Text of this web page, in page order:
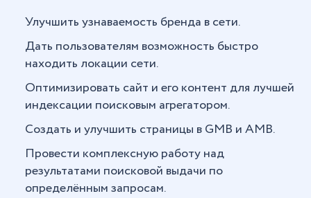
Улучшить узнаваемость бренда в сети.
Дать пользователям возможность быстро
находить локации сети.
Оптимизировать сайт и его контент для лучшей
индексации поисковым агрегатором.
Создать и улучшить страницы в GMB и AMB.
Провести комплексную работу над
результатами поисковой выдачи по
определённым запросам.